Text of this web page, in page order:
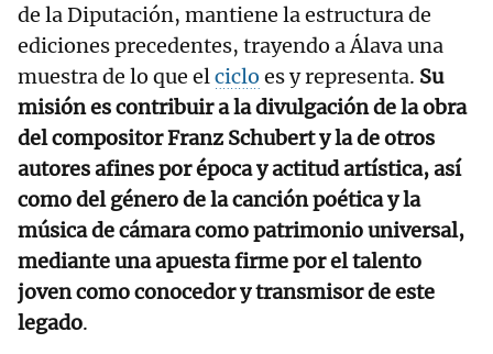
de la Diputación, mantiene la estructura de
ediciones precedentes, trayendo a Álava una
muestra de lo que elciclo es y representa. Su
misión es contribuir a la divulgación de la obra
del compositor Franz Schubert y la de otros
autores afines por época y actitud artística, así
como del género de la canción poética y la
música de cámara como patrimonio universal,
mediante una apuesta firme por el talento
joven como conocedor y transmisor de este
legado.